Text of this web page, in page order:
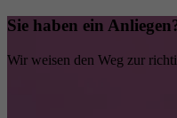
Sie haben ein
Wir weisen den Weg zur